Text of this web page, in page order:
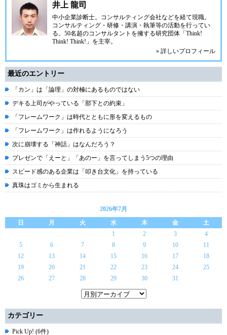
井上 龍司
中小企業診断士。コンサルティング会社などを経て現職。
コンサルティング・研修・講演・執筆等の活動を行ってい
る。50名超のコンサルタントを擁する研究団体「Think!
Think! Think!」を主宰。
» 詳しいプロフィール
最近のエントリー
「カン」は「論理」の対極にあるものではない
デキる上司がやっている「部下との約束」
「フレームワーク」は時代とともに形を変えるもの
「フレームワーク」は作れるようになろう
次に崩壊する「神話」はなんだろう？
プレゼンで「えーと」「あのー」を言ってしまう5つの理由
スピード感のある企業は「叩き台文化」を持っている
真珠はゴミから生まれる
2026年7月
日
月 火 水 木 金
土
1
2 3
4
5
6 7 8 9 10
11
12
13 14 15 16 17
18
19
20 21 22 23 24
25
26
27 28 29 30 31
カテゴリー
Pick Up! (6件)